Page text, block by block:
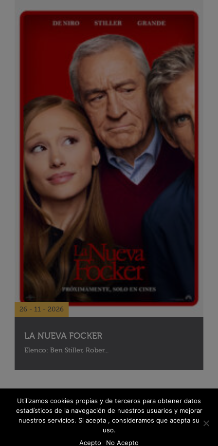
26 - 11 - 2026
LA NUEVA FOCKER
Elenco: Ben Stiller, Rober...
Utilizamos cookies propias y de terceros para obtener datos
estadísticos de la navegación de nuestros usuarios y mejorar
nuestros servicios. Si acepta , consideramos que acepta su
uso.
Acepto
No Acepto